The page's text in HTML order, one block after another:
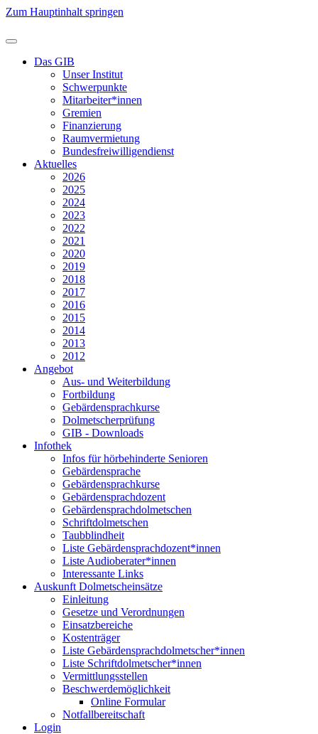
Zum Hauptinhalt springen
Das GIB
Unser Institut
Schwerpunkte
Mitarbeiter*innen
Gremien
Finanzierung
Raumvermietung
Bundesfreiwilligendienst
Aktuelles
2026
2025
2024
2023
2022
2021
2020
2019
2018
2017
2016
2015
2014
2013
2012
Angebot
Aus- und Weiterbildung
Fortbildung
Gebärdensprachkurse
Dolmetscherprüfung
GIB - Downloads
Infothek
Infos für hörbehinderte Senioren
Gebärdensprache
Gebärdensprachkurse
Gebärdensprachdozent
Gebärdensprachdolmetschen
Schriftdolmetschen
Taubblindheit
Liste Gebärdensprachdozent*innen
Liste Audioberater*innen
Interessante Links
Auskunft Dolmetscheinsätze
Einleitung
Gesetze und Verordnungen
Einsatzbereiche
Kostenträger
Liste Gebärdensprachdolmetscher*innen
Liste Schriftdolmetscher*innen
Vermittlungsstellen
Beschwerdemöglichkeit
Online Formular
Notfallbereitschaft
Login